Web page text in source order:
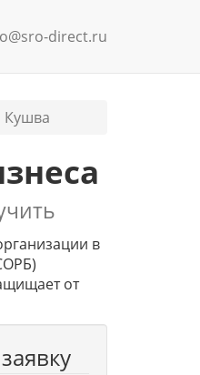
direct.ru
Кушва
в
от